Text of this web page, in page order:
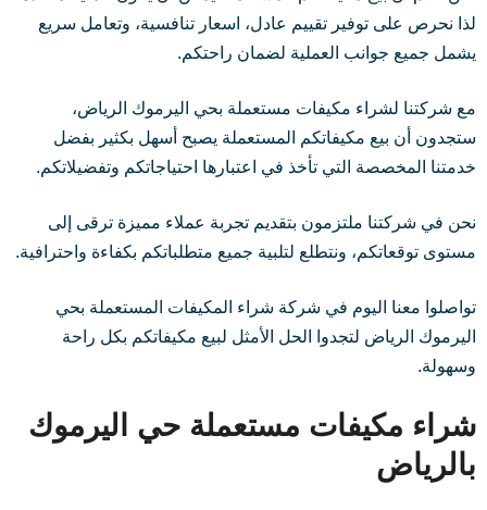
لذا نحرص على توفير تقييم عادل، اسعار تنافسية، وتعامل سريع
يشمل جميع جوانب العملية لضمان راحتكم.
مع شركتنا لشراء مكيفات مستعملة بحي اليرموك الرياض،
ستجدون أن بيع مكيفاتكم المستعملة يصبح أسهل بكثير بفضل
خدمتنا المخصصة التي تأخذ في اعتبارها احتياجاتكم وتفضيلاتكم.
نحن في شركتنا ملتزمون بتقديم تجربة عملاء مميزة ترقى إلى
مستوى توقعاتكم، ونتطلع لتلبية جميع متطلباتكم بكفاءة واحترافية.
تواصلوا معنا اليوم في شركة شراء المكيفات المستعملة بحي
اليرموك الرياض لتجدوا الحل الأمثل لبيع مكيفاتكم بكل راحة
وسهولة.
شراء مكيفات مستعملة حي اليرموك
بالرياض